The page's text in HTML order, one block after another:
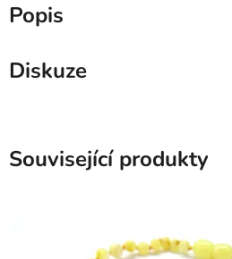
Popis
Diskuze
Související produkty